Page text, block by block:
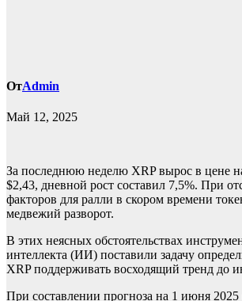
ОтAdmin
Май 12, 2025
За последнюю неделю XRP вырос в цене
$2,43, дневной рост составил 7,5%. При
факторов для ралли в скором времени
медвежий разворот.
В этих неясных обстоятельствах
интеллекта (ИИ) поставили задачу
XRP поддерживать восходящий тренд до
При составлении прогноза на 1 июня 2025